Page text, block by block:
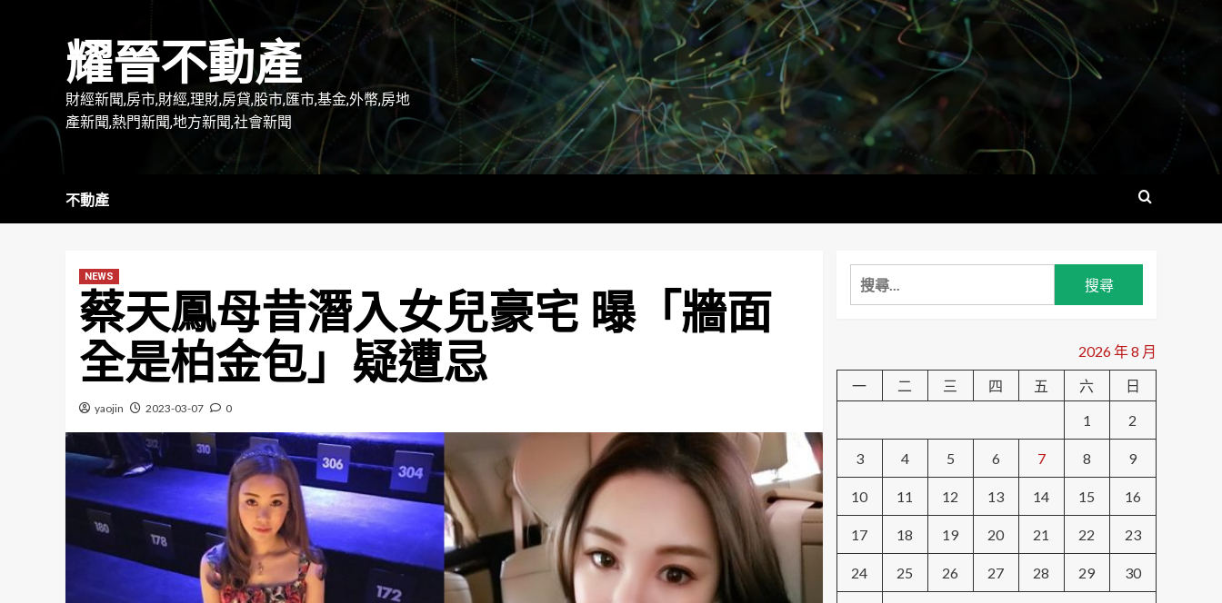
耀晉不動產
財經新聞,房市,財經,理財,房貸,股市,匯市,基金,外幣,房地
產新聞,熱門新聞,地方新聞,社會新聞
不動產
NEWS
蔡天鳳母昔潛入女兒豪宅 曝「牆面
全是柏金包」疑遭忌
yaojin 2023-03-07 0
搜
尋
字:
2026 年 8 月
一
二 三 四 五 六
日
1
2
3 4 5 6 7 8 9
10 11 12 13 14 15 16
17 18 19 20 21 22 23
24 25 26 27 28 29 30